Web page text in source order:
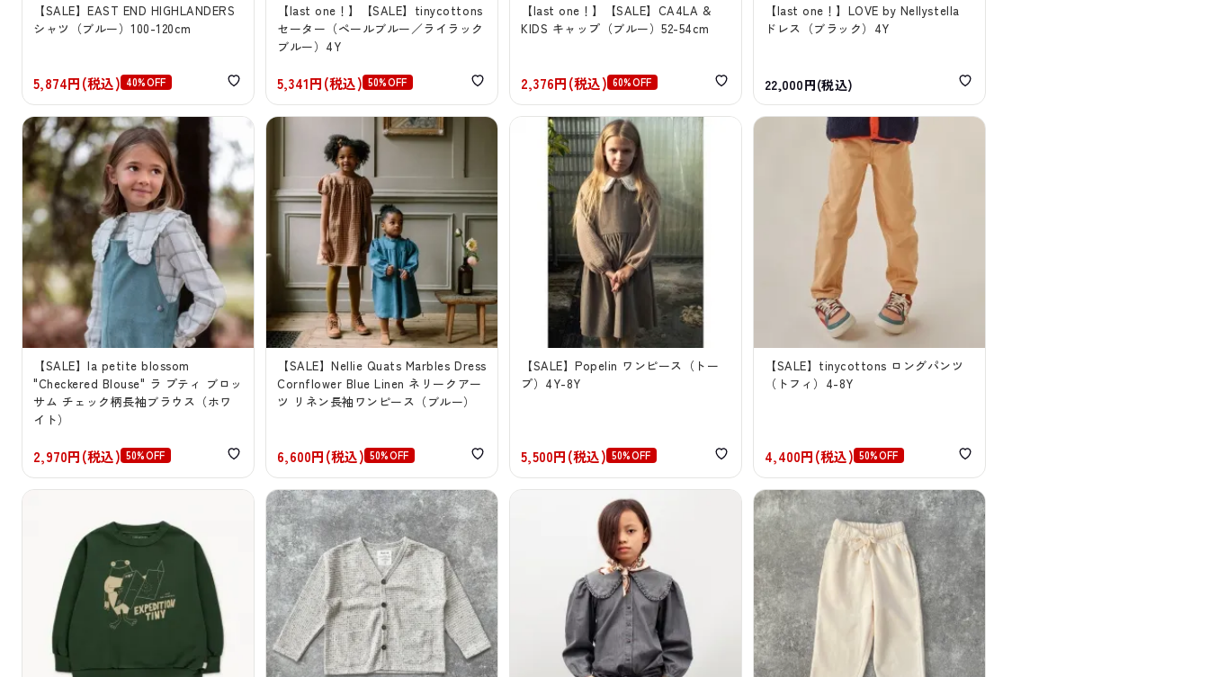
【SALE】EAST END HIGHLANDERS
シャツ（ブルー）100-120cm
5,874円(税込) 40%OFF
【last one！】【SALE】tinycottons
セーター（ペールブルー／ライラック
ブルー）4Y
5,341円(税込) 50%OFF
【last one！】【SALE】CA4LA &
KIDS キャップ（ブルー）52-54cm
2,376円(税込) 60%OFF
【last one！】LOVE by Nellystella
ドレス（ブラック）4Y
22,000円(税込)
【SALE】la petite blossom
"Checkered Blouse" ラ プティ ブロッ
サム チェック柄長袖ブラウス（ホワ
イト）
2,970円(税込) 50%OFF
【SALE】Nellie Quats Marbles Dress
Cornflower Blue Linen ネリークアー
ツ リネン長袖ワンピース（ブルー）
6,600円(税込) 50%OFF
【SALE】Popelin ワンピース（トー
プ）4Y-8Y
5,500円(税込) 50%OFF
【SALE】tinycottons ロングパンツ
（トフィ）4-8Y
4,400円(税込) 50%OFF